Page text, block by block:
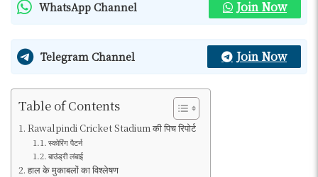
WhatsApp Channel Join Now
Telegram Channel Join Now
Table of Contents
Rawalpindi Cricket Stadium की पिच रिपोर्ट
स्कोरिंग पैटर्न
बाउंड्री लंबाई
हाल के मुकाबलों का विश्लेषण